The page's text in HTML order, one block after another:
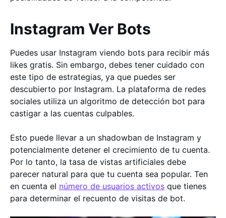
Instagram Ver Bots
Puedes usar Instagram viendo bots para recibir más
likes gratis. Sin embargo, debes tener cuidado con
este tipo de estrategias, ya que puedes ser
descubierto por Instagram. La plataforma de redes
sociales utiliza un algoritmo de detección bot para
castigar a las cuentas culpables.
Esto puede llevar a un shadowban de Instagram y
potencialmente detener el crecimiento de tu cuenta.
Por lo tanto, la tasa de vistas artificiales debe
parecer natural para que tu cuenta sea popular. Ten
en cuenta el número de usuarios activos que tienes
para determinar el recuento de visitas de bot.